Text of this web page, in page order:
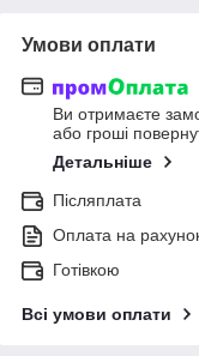
Умови оплати
Ви отримаєте
або гроші
Детальніше
Післяплата
Оплата на
Готівкою
Всі умови оплати